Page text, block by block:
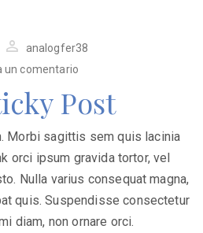
analogfer38
un comentario
Post
Morbi sagittis sem quis lacinia
orci ipsum gravida tortor, vel
Nulla varius consequat magna,
quis. Suspendisse consectetur
diam, non ornare orci.